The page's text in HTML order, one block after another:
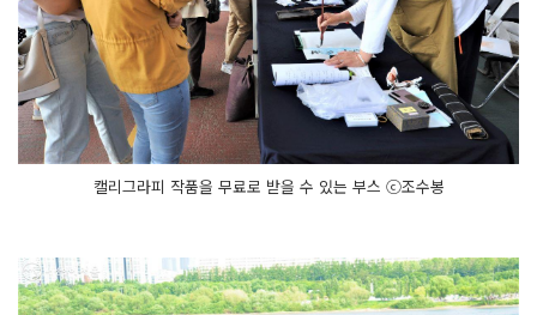
캘리그라피 작품을 무료로 받을 수 있는 부스 ⓒ조수봉